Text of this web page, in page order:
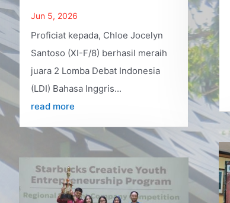
Jun 5, 2026
Proficiat kepada, Chloe Jocelyn
Santoso (XI-F/8) berhasil meraih
juara 2 Lomba Debat Indonesia
(LDI) Bahasa Inggris...
read more